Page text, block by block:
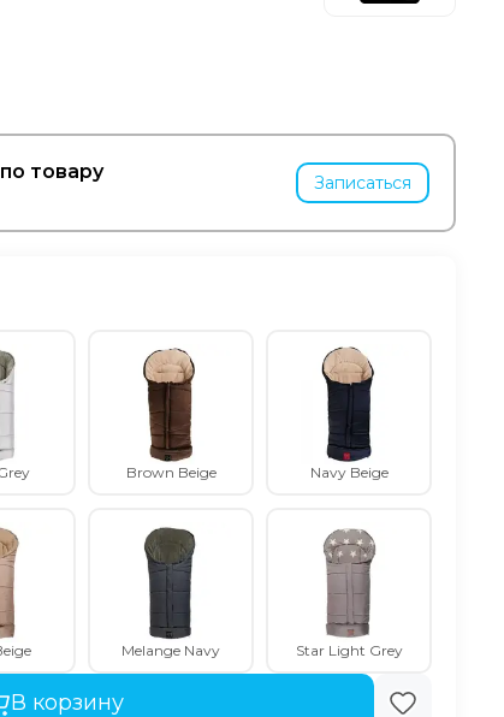
товару Записаться
Brown Beige Navy Beige
Melange Navy Star Light Grey
В корзину